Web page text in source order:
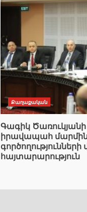
Քաղաքական
Գագիկ
իրավապահ
գործողությունների
հայտարարություն